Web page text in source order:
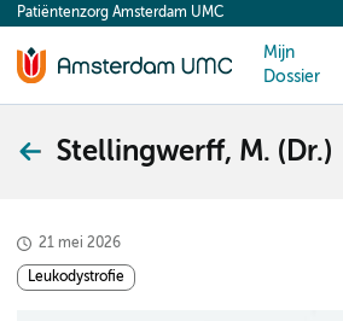
content
Patiëntenzorg Amsterdam UMC
Mijn
Dossier
Stellingwerff, M. (Dr.)
21 mei 2026
Leukodystrofie